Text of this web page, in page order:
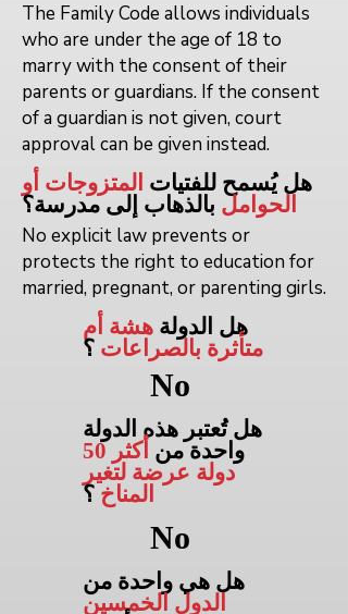
The Family Code allows individuals
who are under the age of 18 to
marry with the consent of their
parents or guardians. If the consent
of a guardian is not given, court
approval can be given instead.
هل يُسمح للفتيات المتزوجات أو
الحوامل بالذهاب إلى مدرسة؟
No explicit law prevents or
protects the right to education for
married, pregnant, or parenting girls.
هل الدولة هشة أم
متأثرة بالصراعات ؟
No
هل تُعتبر هذه الدولة
واحدة من
أكثر 50
دولة عرضة لتغير
المناخ ؟
No
هل هي واحدة من
الدول الخمسين